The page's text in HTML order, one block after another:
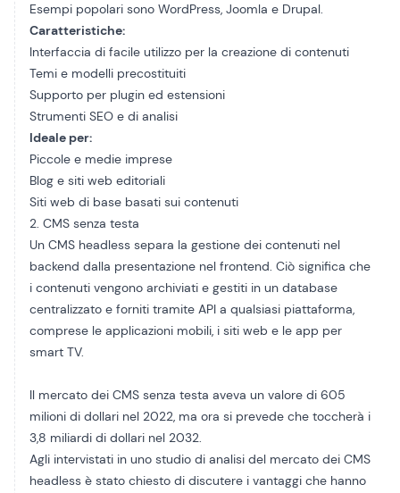
Esempi popolari sono WordPress, Joomla e Drupal.
Caratteristiche:
Interfaccia di facile utilizzo per la creazione di contenuti
Temi e modelli precostituiti
Supporto per plugin ed estensioni
Strumenti SEO e di analisi
Ideale per:
Piccole e medie imprese
Blog e siti web editoriali
Siti web di base basati sui contenuti
2. CMS senza testa
Un CMS headless separa la gestione dei contenuti nel
backend dalla presentazione nel frontend. Ciò significa che
i contenuti vengono archiviati e gestiti in un database
centralizzato e forniti tramite API a qualsiasi piattaforma,
comprese le applicazioni mobili, i siti web e le app per
smart TV.
Il mercato dei CMS senza testa aveva un valore di 605
milioni di dollari nel 2022, ma ora si prevede che toccherà i
3,8 miliardi di dollari nel 2032.
Agli intervistati in uno studio di analisi del mercato dei CMS
headless è stato chiesto di discutere i vantaggi che hanno